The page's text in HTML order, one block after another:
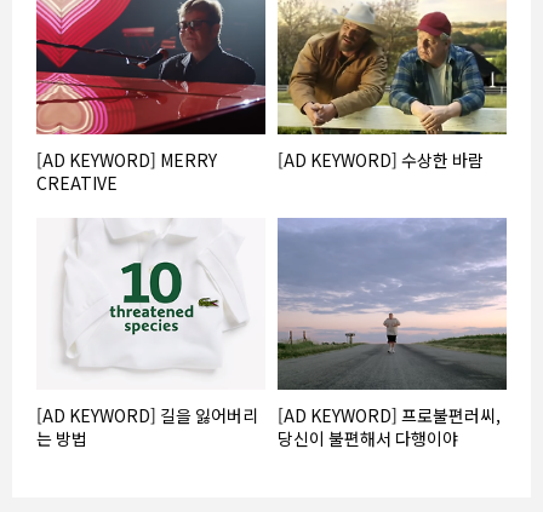
[AD KEYWORD] MERRY
CREATIVE
[AD KEYWORD] 수상한 바람
[AD KEYWORD] 길을 잃어버리
는 방법
[AD KEYWORD] 프로불편러씨,
당신이 불편해서 다행이야